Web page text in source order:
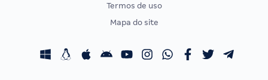
Concursos Fiscais
Calendário OAB
Termos de uso
Mapa do site